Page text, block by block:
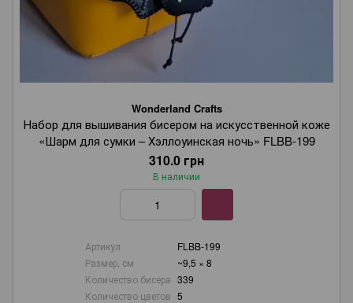
Wonderland Crafts
Набор для вышивания бисером на искусственной коже
«Шарм для сумки – Хэллоуинская ночь» FLBB-199
310.0 грн
В наличии
Артикул
FLBB-199
Размер, см
~9,5 × 8
Количество бисера 339
Количество цветов 5